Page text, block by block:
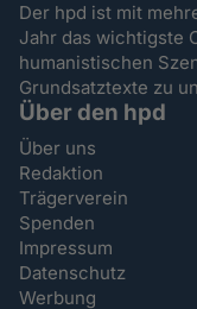
Der hpd ist mit
Jahr das wichtigste
humanistischen
Grundsatztexte zu
Über den hpd
Über uns
Redaktion
Trägerverein
Spenden
Impressum
Datenschutz
Werbung